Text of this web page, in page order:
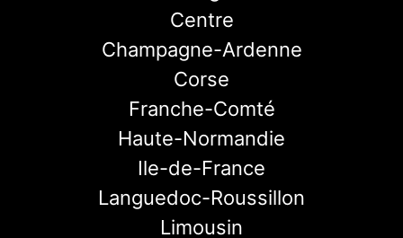
Centre
Champagne-Ardenne
Corse
Franche-Comté
Haute-Normandie
Ile-de-France
Languedoc-Roussillon
Limousin